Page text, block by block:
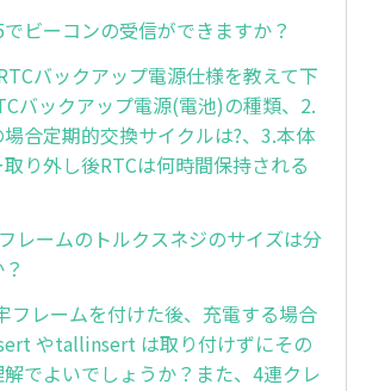
でビーコンの受信ができますか？
バックアップ電源仕様を教えて下
バックアップ電源(電池)の種類、2.
合定期的交換サイクルは?、3.本体
り外し後RTCは何時間保持される
レームのトルクスネジのサイズは分
フレームを付けた後、充電する場合
やtallinsert は取り付けずにその
解でよいでしょうか？また、4連クレ